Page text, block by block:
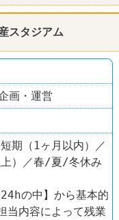
転勤なし
スタジアム
画・運営
期（1ヶ月以内）／
上）／春/夏/冬休み
の中】から基本的
当内容によって残業